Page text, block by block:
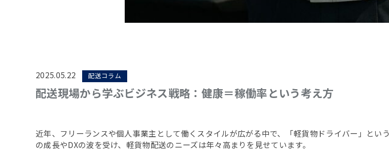
2025.05.22 配送コラム
配送現場から学ぶビジネス戦略：健康＝稼働率という考え方
近年、フリーランスや個人事業主として働くスタイルが広がる中で、「軽貨物ドライバー」とい
の成長やDXの波を受け、軽貨物配送のニーズは年々高まりを見せています。